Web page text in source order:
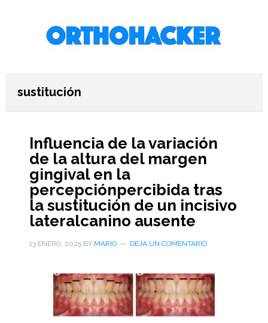
sustitución
Influencia de la variación
de la altura del margen
gingival en la
percepciónpercibida tras
la sustitución de un incisivo
lateralcanino ausente
13 ENERO, 2025BY MARIO DEJA UN COMENTARIO